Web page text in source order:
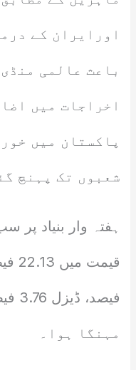
اورایران کے
باعث عالمی
اخراجات میں
پاکستان میں
شعبوں تک پہنچ
ہفتہ وار بنیاد پر
مہنگا ہوا۔